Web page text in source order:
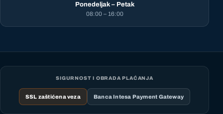
Ponedeljak – Petak
08:00 – 16:00
SIGURNOST I OBRADA PLAĆANJA
SSL zaštićena veza Banca Intesa Payment Gateway